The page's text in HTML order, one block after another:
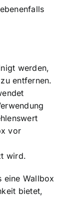
werden,
entfernen.
vor
wird.
eine Wallbox
bietet,